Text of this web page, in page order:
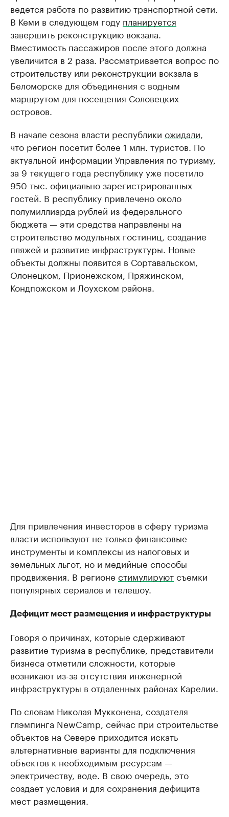
ведется работа по развитию транспортной сети.
В Кеми в следующем году планируется
завершить реконструкцию вокзала.
Вместимость пассажиров после этого должна
увеличится в 2 раза. Рассматривается вопрос по
строительству или реконструкции вокзала в
Беломорске для объединения с водным
маршрутом для посещения Соловецких
островов.
В начале сезона власти республики ожидали,
что регион посетит более 1 млн. туристов. По
актуальной информации Управления по туризму,
за 9 текущего года республику уже посетило
950 тыс. официально зарегистрированных
гостей. В республику привлечено около
полумиллиарда рублей из федерального
бюджета — эти средства направлены на
строительство модульных гостиниц, создание
пляжей и развитие инфраструктуры. Новые
объекты должны появится в Сортавальском,
Олонецком, Прионежском, Пряжинском,
Кондпожском и Лоухском района.
Для привлечения инвесторов в сферу туризма
власти используют не только финансовые
инструменты и комплексы из налоговых и
земельных льгот, но и медийные способы
продвижения. В регионе стимулируютсъемки
популярных сериалов и телешоу.
Дефицит мест размещения и инфраструктуры
Говоря о причинах, которые сдерживают
развитие туризма в республике, представители
бизнеса отметили сложности, которые
возникают из-за отсутствия инженерной
инфраструктуры в отдаленных районах Карелии.
По словам Николая Мукконена, создателя
глэмпинга NewCamp, сейчас при строительстве
объектов на Севере приходится искать
альтернативные варианты для подключения
объектов к необходимым ресурсам —
электричеству, воде. В свою очередь, это
создает условия и для сохранения дефицита
мест размещения.